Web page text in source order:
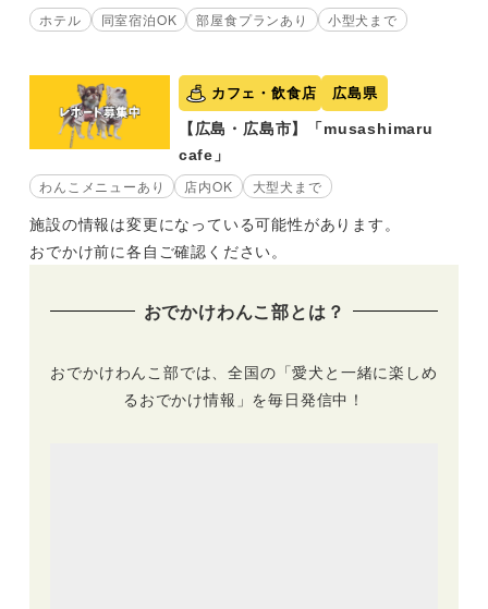
ホテル 同室宿泊OK 部屋食プランあり 小型犬まで
カフェ・飲食店 広島県
【広島・広島市】「musashimaru
cafe」
わんこメニューあり 店内OK 大型犬まで
施設の情報は変更になっている可能性があります。
おでかけ前に各自ご確認ください。
おでかけわんこ部とは？
おでかけわんこ部では、全国の「愛犬と一緒に楽しめ
るおでかけ情報」を毎日発信中！